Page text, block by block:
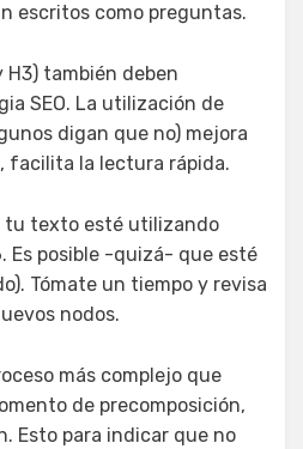
escritos como preguntas.
también deben
SEO. La utilización de
digan que no) mejora
facilita la lectura rápida.
tu texto esté utilizando
Es posible -quizá- que esté
Tómate un tiempo y revisa
nodos.
más complejo que
de precomposición,
Esto para indicar que no